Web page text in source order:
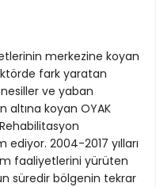
merkezine koyan
fark yaratan
ve yaban
altına koyan OYAK
ediyor. 2004-2017 yılları
faaliyetlerini yürüten
süredir bölgenin tekrar